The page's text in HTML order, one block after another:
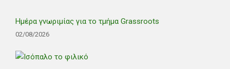
Ημέρα γνωριμίας για το τμήμα Grassroots
02/08/2026